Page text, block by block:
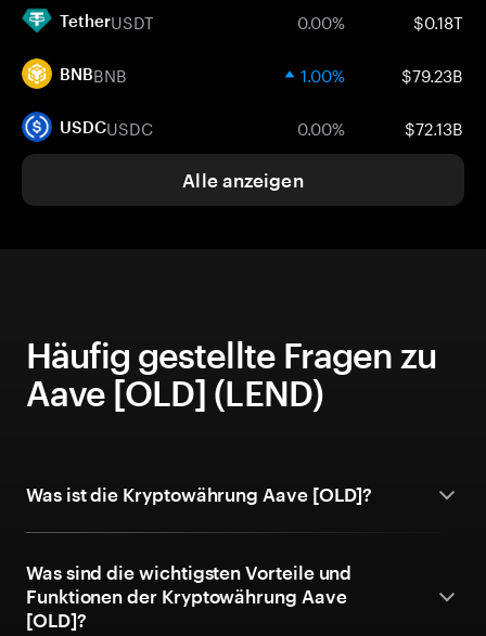
TetherUSDT 0.00% $0.18T
BNBBNB 1.00% $79.23B
USDCUSDC 0.00% $72.13B
Alle anzeigen
Häufig gestellte Fragen zu
Aave [OLD] (LEND)
Was ist die Kryptowährung Aave [OLD]?
Was sind die wichtigsten Vorteile und
Funktionen der Kryptowährung Aave
[OLD]?